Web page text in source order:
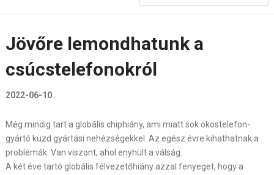
Jövőre lemondhatunk a
csúcstelefonokról
2022-06-10
Még mindig tart a globális chiphiány, ami miatt sok okostelefon-
gyártó küzd gyártási nehézségekkel. Az egész évre kihathatnak a
problémák. Van viszont, ahol enyhült a válság.
A két éve tartó globális félvezetőhiány azzal fenyeget, hogy a